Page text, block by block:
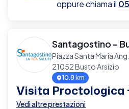
oppure chiama il
Santagostino -
Piazza Santa Maria
21052 Busto Arsizio
10.8 km
Visita Proctologica
Vedi altre prestazioni